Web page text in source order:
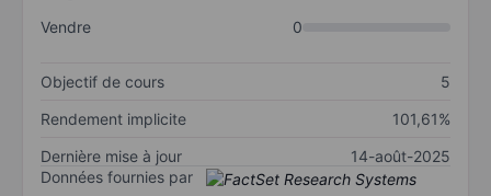
Vendre
0
Objectif de cours
5
Rendement implicite
101,61%
Dernière mise à jour
14-août-2025
Données fournies par